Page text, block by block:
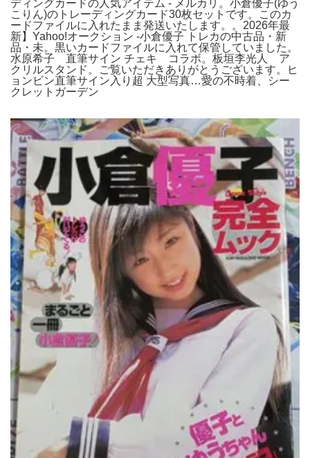
ディングカードの人気アイテム - メルカリ。小倉優子(ゆう
こりん)のトレーディングカード30枚セットです。このカ
ードファイルに入れたまま発送いたします。。2026年最
新】Yahoo!オークション -小倉優子 トレカの中古品・新
品・未。黒いカードファイルに入れて保管していました。
水原希子 直筆サイン チェキ コラボ。板垣李光人 ア
クリルスタンド。ご覧いただきありがとうございます。ヒ
ョンビン直筆サイン入り超 大型写真…愛の不時着、シー
クレットガーデン